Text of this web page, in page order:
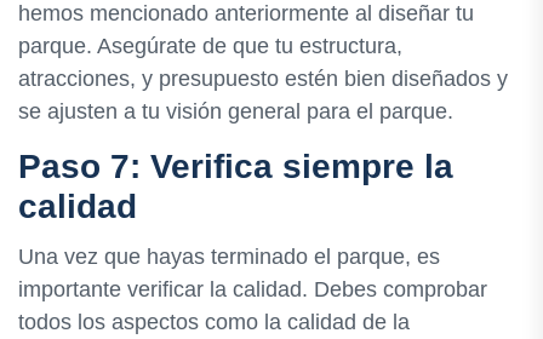
hemos mencionado anteriormente al diseñar tu
parque. Asegúrate de que tu estructura,
atracciones, y presupuesto estén bien diseñados y
se ajusten a tu visión general para el parque.
Paso 7: Verifica siempre la
calidad
Una vez que hayas terminado el parque, es
importante verificar la calidad. Debes comprobar
todos los aspectos como la calidad de la